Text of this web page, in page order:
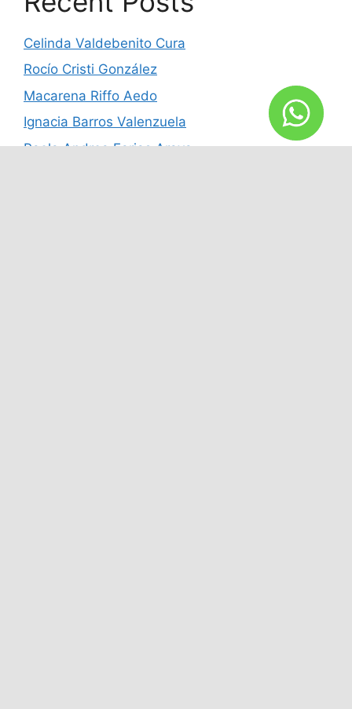
Celinda Valdebenito Cura
Rocío Cristi González
Macarena Riffo Aedo
Ignacia Barros Valenzuela
Paola Andrea Farias Araya